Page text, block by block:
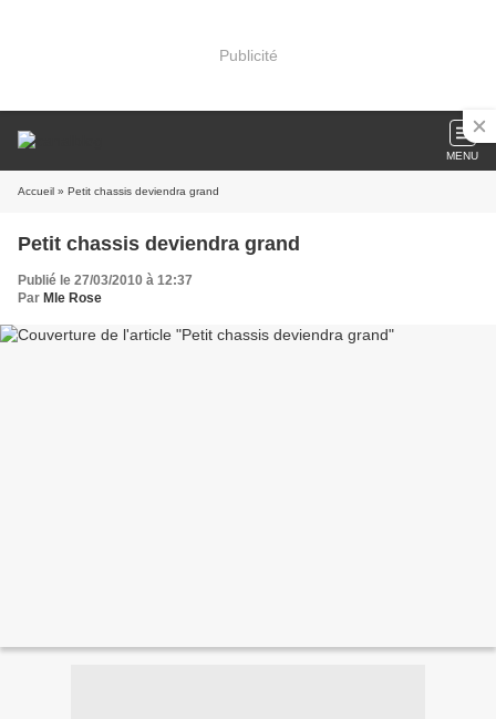
Publicité
MENU
Accueil » Petit chassis deviendra grand
Petit chassis deviendra grand
Publié le 27/03/2010 à 12:37
Par Mle Rose